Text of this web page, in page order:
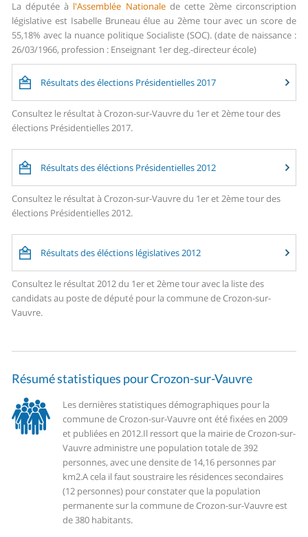
La députée à l'Assemblée Nationalede cette 2ème circonscription
législative est Isabelle Bruneau élue au 2ème tour avec un score de
55,18% avec la nuance politique Socialiste (SOC). (date de naissance :
26/03/1966, profession : Enseignant 1er deg.-directeur école)
Résultats des élections Présidentielles 2017
Consultez le résultat à Crozon-sur-Vauvre du 1er et 2ème tour des
élections Présidentielles 2017.
Résultats des éléctions Présidentielles 2012
Consultez le résultat à Crozon-sur-Vauvre du 1er et 2ème tour des
élections Présidentielles 2012.
Résultats des éléctions législatives 2012
Consultez le résultat 2012 du 1er et 2ème tour avec la liste des
candidats au poste de député pour la commune de Crozon-sur-
Vauvre.
Résumé statistiques pour Crozon-sur-Vauvre
Les dernières statistiques démographiques pour la
commune de Crozon-sur-Vauvre ont été fixées en 2009
et publiées en 2012.Il ressort que la mairie de Crozon-sur-
Vauvre administre une population totale de 392
personnes, avec une densite de 14,16 personnes par
km2.A cela il faut soustraire les résidences secondaires
(12 personnes) pour constater que la population
permanente sur la commune de Crozon-sur-Vauvre est
de 380 habitants.